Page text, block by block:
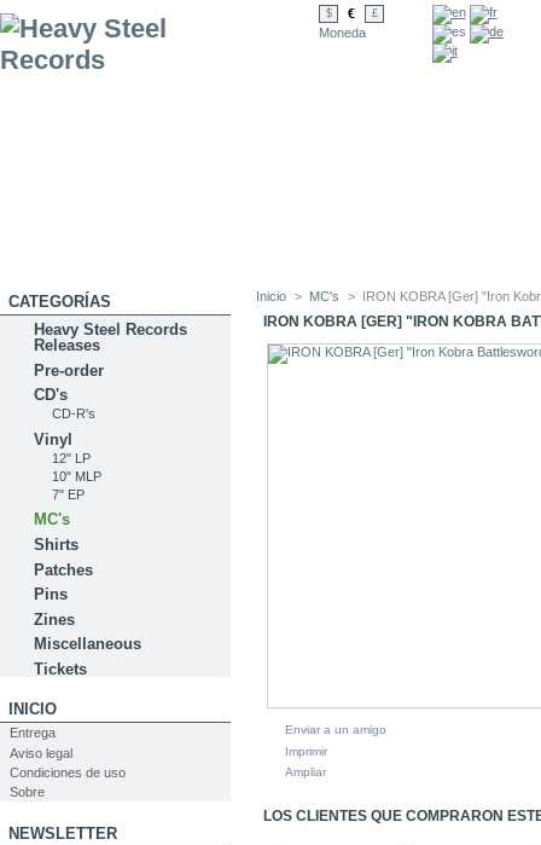
$ € £
Moneda
CATEGORÍAS
Heavy Steel Records
Releases
Pre-order
CD's
CD-R's
Vinyl
12" LP
10" MLP
7" EP
MC's
Shirts
Patches
Pins
Zines
Miscellaneous
Tickets
INICIO
Entrega
Aviso legal
Condiciones de uso
Sobre
NEWSLETTER
Inicio > MC's > IRON KOBRA [Ger] "Iron
IRON KOBRA [GER] "IRON KOBRA
Enviar a un amigo
Imprimir
Ampliar
LOS CLIENTES QUE COMPRARON